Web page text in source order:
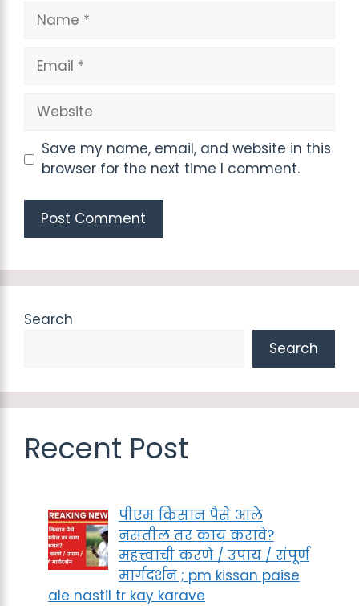
Name
Email
Website
Save my name, email, and website in this
browser for the next time I comment.
Search
Search
Recent Post
पीएम किसान पैसे आले
नसतील तर काय करावे?
महत्त्वाची करणे / उपाय / संपूर्ण
मार्गदर्शन ; pm kissan paise
ale nastil tr kay karave